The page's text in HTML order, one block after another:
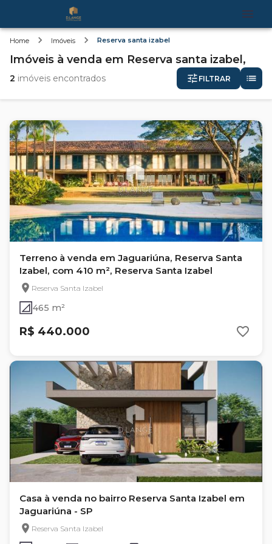
Home Imóveis Reserva santa izabel
Imóveis à venda em Reserva santa izabel,
2 imóveis encontrados FILTRAR
Terreno à venda em Jaguariúna, Reserva Santa
Izabel, com 410 m², Reserva Santa Izabel
Reserva Santa Izabel
465 m²
R$ 440.000
Casa à venda no bairro Reserva Santa Izabel em
Jaguariúna - SP
Reserva Santa Izabel